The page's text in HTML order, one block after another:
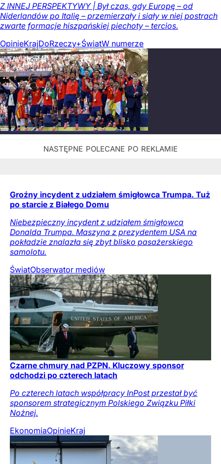
Z INNEJ PERSPEKTYWY | Był czas, gdy Europę – od
Niderlandów po Italię – przemierzały i siały w niej postrach
zwarte formacje hiszpańskiej piechoty – tercios.
OpinieKrajDoRzeczy+ŚwiatW numerze
Groźny incydent z udziałem śmigłowca Trumpa. Tuż
po starcie z Białego Domu
Niebezpieczny incydent z udziałem śmigłowca
Donalda Trumpa. Maszyna z prezydentem USA na
pokładzie znalazła się zbyt blisko pasażerskiego
samolotu.
ŚwiatObserwator mediów
Czarne chmury nad PZPN. Kluczowy sponsor
odchodzi po czterech latach
Po czterech latach współpracy InPost przestał być
sponsorem strategicznym Polskiego Związku Piłki
Nożnej.
EkonomiaOpinieKraj